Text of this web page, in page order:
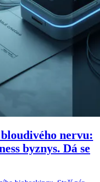
nervu:
byznys. Dá se